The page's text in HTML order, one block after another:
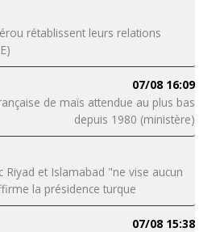
rétablissent leurs relations
07/08 16:09
de maïs attendue au plus bas
depuis 1980 (ministère)
Riyad et Islamabad "ne vise aucun
la présidence turque
07/08 15:38